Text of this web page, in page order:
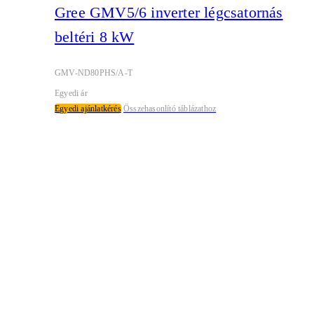
Gree GMV5/6 inverter légcsatornás
beltéri 8 kW
GMV-ND80PHS/A-T
Egyedi ár
Egyedi ajánlatkérés Összehasonlító táblázathoz